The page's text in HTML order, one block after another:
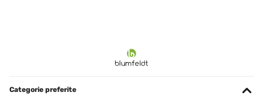
Categorie preferite